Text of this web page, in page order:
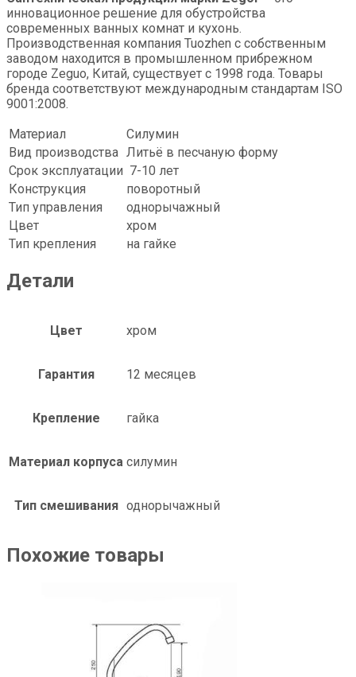
инновационное решение для обустройства
современных ванных комнат и кухонь.
Производственная компания Tuozhen с собственным
заводом находится в промышленном прибрежном
городе Zeguo, Китай, существует с 1998 года. Товары
бренда соответствуют международным стандартам ISO
9001:2008.
Материал
Силумин
Вид производства Литьё в песчаную форму
Срок эксплуатации 7-10 лет
Конструкция
поворотный
Тип управления
однорычажный
Цвет
xром
Тип крепления
на гайке
Детали
Цвет хром
Гарантия 12 месяцев
Крепление гайка
Материал корпуса силумин
Тип смешивания однорычажный
Похожие товары